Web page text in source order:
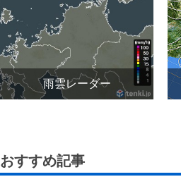
雨雲レーダー
おすすめ記事